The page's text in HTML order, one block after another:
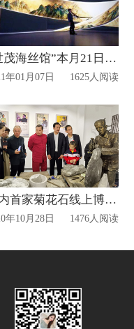
“世茂海丝馆”本月21日对公众开放
年01月07日 1625人阅读
国内首家菊花石线上博物馆上线!
年10月28日 1476人阅读